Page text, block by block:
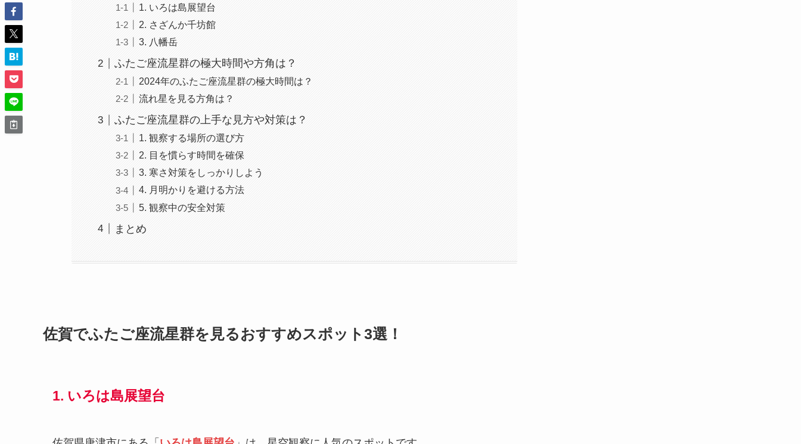
1. いろは島展望台
2. さざんか千坊館
3. 八幡岳
ふたご座流星群の極大時間や方角は？
2024年のふたご座流星群の極大時間は？
流れ星を見る方角は？
ふたご座流星群の上手な見方や対策は？
1. 観察する場所の選び方
2. 目を慣らす時間を確保
3. 寒さ対策をしっかりしよう
4. 月明かりを避ける方法
5. 観察中の安全対策
まとめ
佐賀でふたご座流星群を見るおすすめスポット3選！
1. いろは島展望台